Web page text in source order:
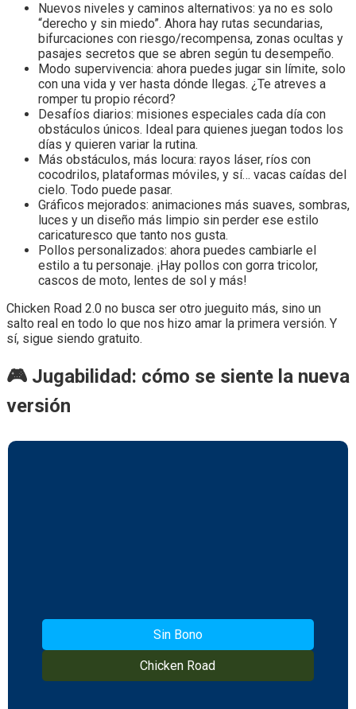
Nuevos niveles y caminos alternativos: ya no es solo
“derecho y sin miedo”. Ahora hay rutas secundarias,
bifurcaciones con riesgo/recompensa, zonas ocultas y
pasajes secretos que se abren según tu desempeño.
Modo supervivencia: ahora puedes jugar sin límite, solo
con una vida y ver hasta dónde llegas. ¿Te atreves a
romper tu propio récord?
Desafíos diarios: misiones especiales cada día con
obstáculos únicos. Ideal para quienes juegan todos los
días y quieren variar la rutina.
Más obstáculos, más locura: rayos láser, ríos con
cocodrilos, plataformas móviles, y sí… vacas caídas del
cielo. Todo puede pasar.
Gráficos mejorados: animaciones más suaves, sombras,
luces y un diseño más limpio sin perder ese estilo
caricaturesco que tanto nos gusta.
Pollos personalizados: ahora puedes cambiarle el
estilo a tu personaje. ¡Hay pollos con gorra tricolor,
cascos de moto, lentes de sol y más!
Chicken Road 2.0 no busca ser otro jueguito más, sino un
salto real en todo lo que nos hizo amar la primera versión. Y
sí, sigue siendo gratuito.
🎮 Jugabilidad: cómo se siente la nueva
versión
Sin Bono
Chicken Road